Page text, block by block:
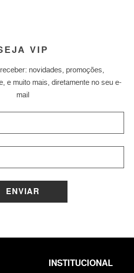
VIP
novidades, promoções,
e muito mais, diretamente no seu e-
mail
ENVIAR
INSTITUCIONAL